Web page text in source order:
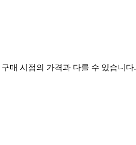
매 시점의 가격과 다를 수 있습니다.